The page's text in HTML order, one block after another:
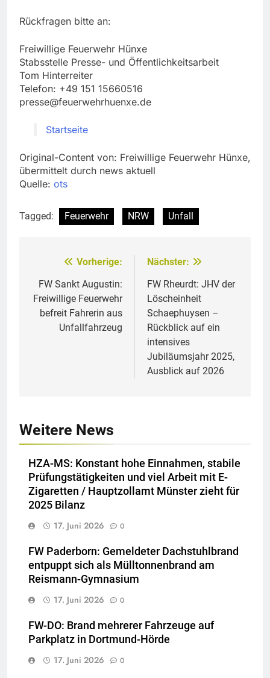
Rückfragen bitte an:
Freiwillige Feuerwehr Hünxe
Stabsstelle Presse- und Öffentlichkeitsarbeit
Tom Hinterreiter
Telefon: +49 151 15660516
presse@feuerwehrhuenxe.de
Startseite
Original-Content von: Freiwillige Feuerwehr Hünxe,
übermittelt durch news aktuell
Quelle: ots
Tagged: Feuerwehr NRW Unfall
Beitragsnavigation
Vorherige:
FW Sankt Augustin:
Freiwillige Feuerwehr
befreit Fahrerin aus
Unfallfahrzeug
Nächster:
FW Rheurdt: JHV der
Löscheinheit
Schaephuysen –
Rückblick auf ein
intensives
Jubiläumsjahr 2025,
Ausblick auf 2026
Weitere News
HZA-MS: Konstant hohe Einnahmen, stabile
Prüfungstätigkeiten und viel Arbeit mit E-
Zigaretten / Hauptzollamt Münster zieht für
2025 Bilanz
17. Juni 2026
0
FW Paderborn: Gemeldeter Dachstuhlbrand
entpuppt sich als Mülltonnenbrand am
Reismann-Gymnasium
17. Juni 2026
0
FW-DO: Brand mehrerer Fahrzeuge auf
Parkplatz in Dortmund-Hörde
17. Juni 2026
0